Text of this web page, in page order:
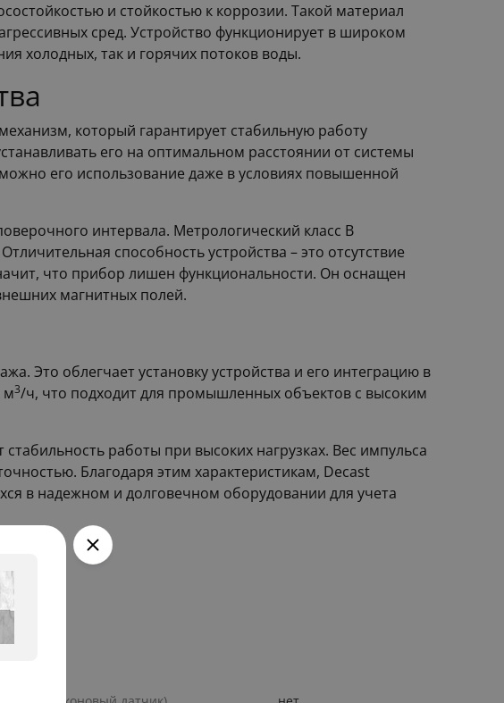
и стойкостью к коррозии. Такой материал
сред. Устройство функционирует в широком
холодных, так и горячих потоков воды.
который гарантирует стабильную работу
его на оптимальном расстоянии от системы
его использование даже в условиях повышенной
интервала. Метрологический класс B
способность устройства – это отсутствие
что прибор лишен функциональности. Он оснащен
магнитных полей.
Это облегчает установку устройства и его интеграцию в
м3/ч, что подходит для промышленных объектов с высоким
стабильность работы при высоких нагрузках. Вес импульса
Благодаря этим характеристикам, Decast
в надежном и долговечном оборудовании для учета